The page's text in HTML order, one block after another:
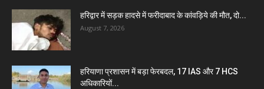
हरिद्वार में सड़क हादसे में फरीदाबाद के कांवड़िये की मौत, दो...
August 7, 2026
हरियाणा प्रशासन में बड़ा फेरबदल, 17 IAS और 7 HCS
अधिकारियों...